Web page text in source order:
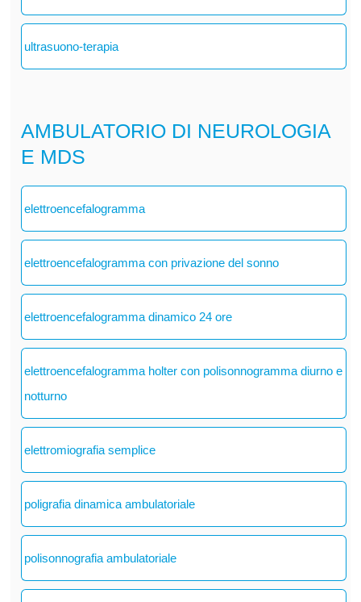
ultrasuono-terapia
AMBULATORIO DI NEUROLOGIA
E MDS
elettroencefalogramma
elettroencefalogramma con privazione del sonno
elettroencefalogramma dinamico 24 ore
elettroencefalogramma holter con polisonnogramma diurno e
notturno
elettromiografia semplice
poligrafia dinamica ambulatoriale
polisonnografia ambulatoriale